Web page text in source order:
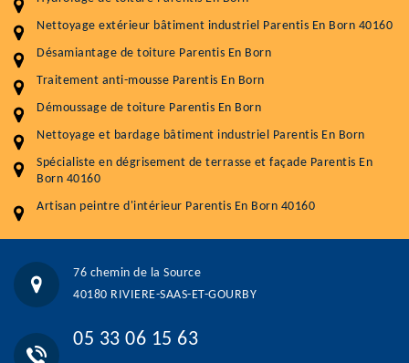
Nettoyage extérieur bâtiment industriel Parentis En Born 40160
Désamiantage de toiture Parentis En Born
Traitement anti-mousse Parentis En Born
Démoussage de toiture Parentis En Born
Nettoyage et bardage bâtiment industriel Parentis En Born
Spécialiste en dégrisement de terrasse et façade Parentis En
Born 40160
Artisan peintre d'intérieur Parentis En Born 40160
76 chemin de la Source
40180 RIVIERE-SAAS-ET-GOURBY
05 33 06 15 63
Nettoyageb toiture
Démoussage toiture
Traitement hydrofuge toiture
Artisant local recommander
76 chemin de la Source 40180 RIVIERE-SAAS-ET-GOURBY